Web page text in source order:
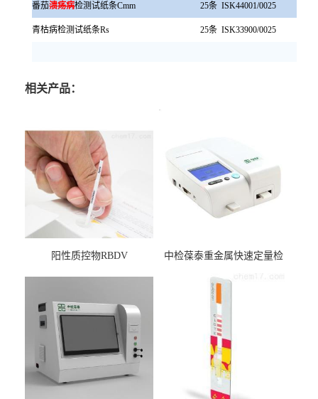
番茄溃疡病检测试纸条Cmm 25条 ISK44001/0025
青枯病检测试纸条Rs 25条 ISK33900/0025
相关产品：
阳性质控物RBDV
中检葆泰重金属快速定量检